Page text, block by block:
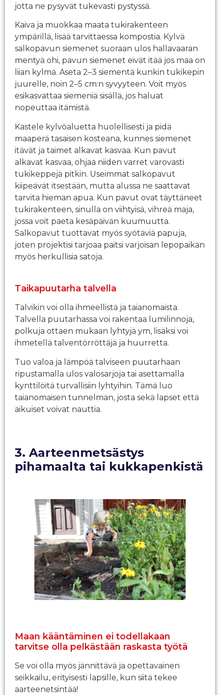
jotta ne pysyvät tukevasti pystyssä.
Kaiva ja muokkaa maata tukirakenteen
ympärillä, lisää tarvittaessa kompostia. Kylvä
salkopavun siemenet suoraan ulos hallavaaran
mentyä ohi, pavun siemenet eivät itää jos maa on
liian kylmä. Aseta 2–3 siementä kunkin tukikepin
juurelle, noin 2–5 cm:n syvyyteen. Voit myös
esikasvattaa siemeniä sisällä, jos haluat
nopeuttaa itämistä.
Kastele kylvöaluetta huolellisesti ja pidä
maaperä tasaisen kosteana, kunnes siemenet
itävät ja taimet alkavat kasvaa. Kun pavut
alkavat kasvaa, ohjaa niiden varret varovasti
tukikeppejä pitkin. Useimmat salkopavut
kiipeävät itsestään, mutta alussa ne saattavat
tarvita hieman apua. Kun pavut ovat täyttäneet
tukirakenteen, sinulla on viihtyisä, vihreä maja,
jossa voit paeta kesäpäivän kuumuutta.
Salkopavut tuottavat myös syötäviä papuja,
joten projektisi tarjoaa paitsi varjoisan lepopaikan
myös herkullisia satoja.
Taikapuutarha talvella
Talvikin voi olla ihmeellistä ja taianomaista.
Talvella puutarhassa voi rakentaa lumilinnoja,
polkuja ottaen mukaan lyhtyjä ym, lisäksi voi
ihmetellä talventörröttäjä ja huurretta.
Tuo valoa ja lämpöä talviseen puutarhaan
ripustamalla ulos valosarjoja tai asettamalla
kynttilöitä turvallisiin lyhtyihin. Tämä luo
taianomaisen tunnelman, josta sekä lapset että
aikuiset voivat nauttia.
3. Aarteenmetsästys
pihamaalta tai kukkapenkistä
Maan kääntäminen ei todellakaan
tarvitse olla pelkästään raskasta työtä
Se voi olla myös jännittävä ja opettavainen
seikkailu, erityisesti lapsille, kun siitä tekee
aarteenetsintää!